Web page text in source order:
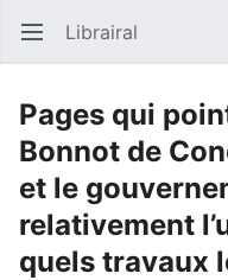
Ouvrir le menu principal Librairal
Pages qui
Bonnot de
et le
relativement
quels travaux